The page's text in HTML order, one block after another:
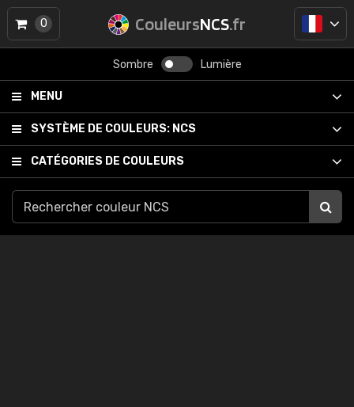
CouleursNCS.fr
Sombre Lumière
MENU
SYSTÈME DE COULEURS: NCS
CATÉGORIES DE COULEURS
0